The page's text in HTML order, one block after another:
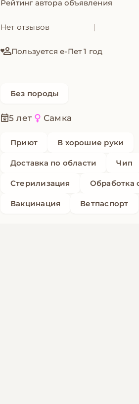
Рейтинг автора объявления
Нет отзывов |
Пользуется е-Пет 1 год
Без породы
5 лет Самка
Приют В хорошие руки
Доставка по области Чип
Стерилизация Обработка
Вакцинация Ветпаспорт